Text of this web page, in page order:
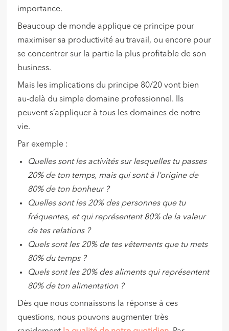
importance.
Beaucoup de monde applique ce principe pour
maximiser sa productivité au travail, ou encore pour
se concentrer sur la partie la plus profitable de son
business.
Mais les implications du principe 80/20 vont bien
au-delà du simple domaine professionnel. Ils
peuvent s’appliquer à tous les domaines de notre
vie.
Par exemple :
Quelles sont les activités sur lesquelles tu passes
20% de ton temps, mais qui sont à l’origine de
80% de ton bonheur ?
Quelles sont les 20% des personnes que tu
fréquentes, et qui représentent 80% de la valeur
de tes relations ?
Quels sont les 20% de tes vêtements que tu mets
80% du temps ?
Quels sont les 20% des aliments qui représentent
80% de ton alimentation ?
Dès que nous connaissons la réponse à ces
questions, nous pouvons augmenter très